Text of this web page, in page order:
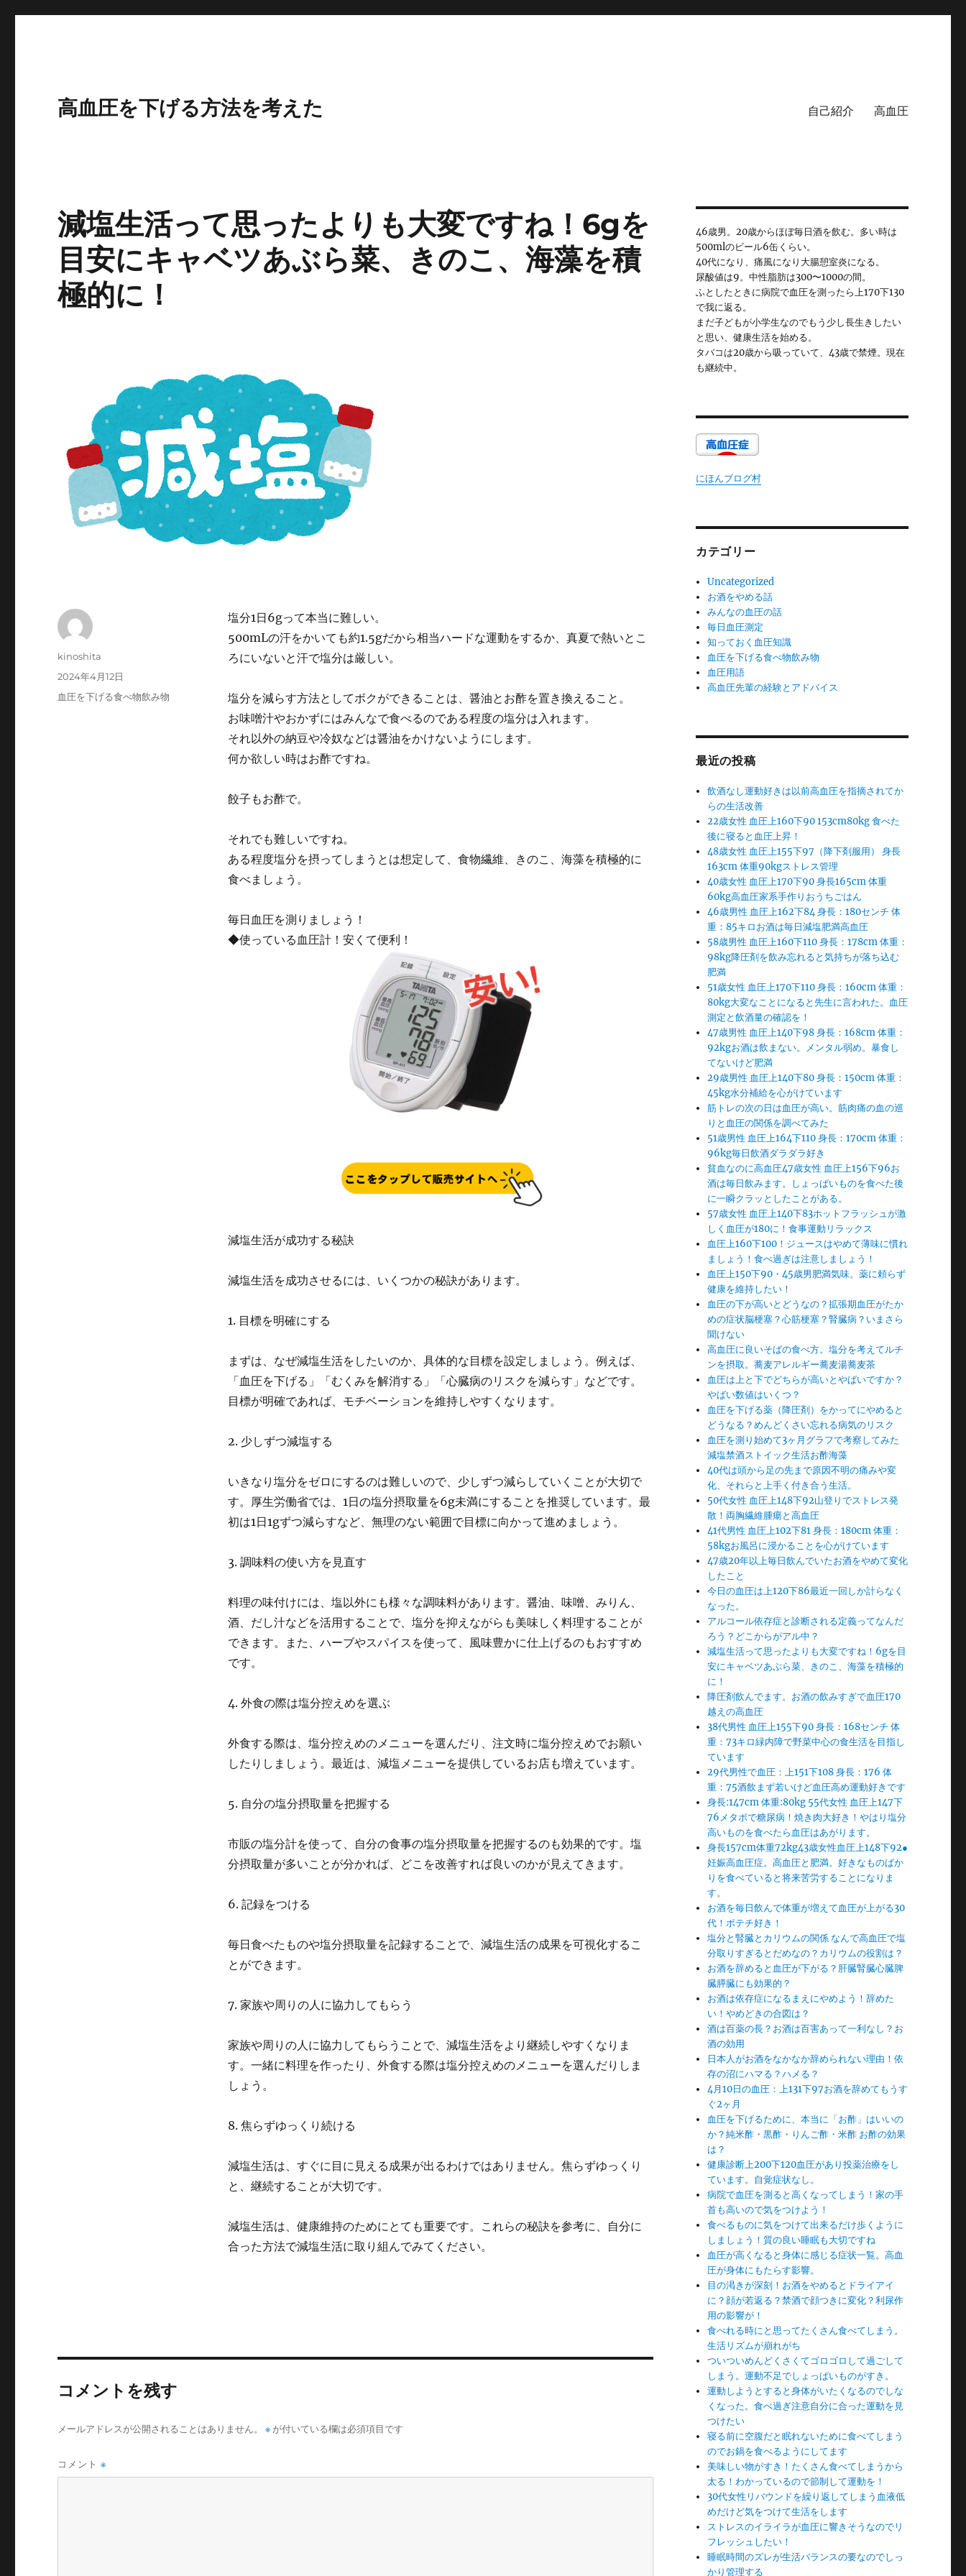
高血圧を下げる方法を考えた 自己紹介 高血圧
減塩生活って思ったよりも大変ですね！6gを
目安にキャベツあぶら菜、きのこ、海藻を積
極的に！
塩分1日6gって本当に難しい。
500mLの汗をかいても約1.5gだから相当ハードな運動をするか、真夏で熱いとこ
ろにいないと汗で塩分は厳しい。
塩分を減らす方法としてボクができることは、醤油とお酢を置き換えること。
お味噌汁やおかずにはみんなで食べるのである程度の塩分は入れます。
それ以外の納豆や冷奴などは醤油をかけないようにします。
何か欲しい時はお酢ですね。
餃子もお酢で。
それでも難しいですね。
ある程度塩分を摂ってしまうとは想定して、食物繊維、きのこ、海藻を積極的に
食べましょう。
毎日血圧を測りましょう！
◆使っている血圧計！安くて便利！
減塩生活が成功する秘訣
減塩生活を成功させるには、いくつかの秘訣があります。
1. 目標を明確にする
まずは、なぜ減塩生活をしたいのか、具体的な目標を設定しましょう。例えば、
「血圧を下げる」「むくみを解消する」「心臓病のリスクを減らす」などです。
目標が明確であれば、モチベーションを維持しやすくなります。
2. 少しずつ減塩する
いきなり塩分をゼロにするのは難しいので、少しずつ減らしていくことが大切で
す。厚生労働省では、1日の塩分摂取量を6g未満にすることを推奨しています。最
初は1日1gずつ減らすなど、無理のない範囲で目標に向かって進めましょう。
3. 調味料の使い方を見直す
料理の味付けには、塩以外にも様々な調味料があります。醤油、味噌、みりん、
酒、だし汁などを活用することで、塩分を抑えながらも美味しく料理することが
できます。また、ハーブやスパイスを使って、風味豊かに仕上げるのもおすすめ
です。
4. 外食の際は塩分控えめを選ぶ
外食する際は、塩分控えめのメニューを選んだり、注文時に塩分控えめでお願い
したりしましょう。最近は、減塩メニューを提供しているお店も増えています。
5. 自分の塩分摂取量を把握する
市販の塩分計を使って、自分の食事の塩分摂取量を把握するのも効果的です。塩
分摂取量が多いことが分かれば、どこを改善すれば良いのかが見えてきます。
6. 記録をつける
毎日食べたものや塩分摂取量を記録することで、減塩生活の成果を可視化するこ
とができます。
7. 家族や周りの人に協力してもらう
家族や周りの人に協力してもらうことで、減塩生活をより継続しやすくなりま
す。一緒に料理を作ったり、外食する際は塩分控えめのメニューを選んだりしま
しょう。
8. 焦らずゆっくり続ける
減塩生活は、すぐに目に見える成果が出るわけではありません。焦らずゆっくり
と、継続することが大切です。
減塩生活は、健康維持のためにとても重要です。これらの秘訣を参考に、自分に
合った方法で減塩生活に取り組んでみてください。
投
kinoshita
投
稿
2024年4月12日
カ
血圧を下げる食べ物飲み物
コメントを残す
メールアドレスが公開されることはありません。 ※ が付いている欄は必須項目です
コメント※
46歳男。20歳からほぼ毎日酒を飲む。多い時は
500mlのビール6缶くらい。
40代になり、痛風になり大腸憩室炎になる。
尿酸値は9。中性脂肪は300〜1000の間。
ふとしたときに病院で血圧を測ったら上170下130
で我に返る。
まだ子どもが小学生なのでもう少し長生きしたい
と思い、健康生活を始める。
タバコは20歳から吸っていて、43歳で禁煙。現在
も継続中。
にほんブログ村
カテゴリー
Uncategorized
お酒をやめる話
みんなの血圧の話
毎日血圧測定
知っておく血圧知識
血圧を下げる食べ物飲み物
血圧用語
高血圧先輩の経験とアドバイス
最近の投稿
飲酒なし運動好きは以前高血圧を指摘されてか
らの生活改善
22歳女性 血圧上160下90 153cm80kg 食べた
後に寝ると血圧上昇！
48歳女性 血圧上155下97（降下剤服用） 身長
163cm 体重90kgストレス管理
40歳女性 血圧上170下90 身長165cm 体重
60kg高血圧家系手作りおうちごはん
46歳男性 血圧上162下84 身長：180センチ 体
重：85キロお酒は毎日減塩肥満高血圧
58歳男性 血圧上160下110 身長：178cm 体重：
98kg降圧剤を飲み忘れると気持ちが落ち込む
肥満
51歳女性 血圧上170下110 身長：160cm 体重：
80kg大変なことになると先生に言われた。血圧
測定と飲酒量の確認を！
47歳男性 血圧上140下98 身長：168cm 体重：
92kgお酒は飲まない。メンタル弱め。暴食し
てないけど肥満
29歳男性 血圧上140下80 身長：150cm 体重：
45kg水分補給を心がけています
筋トレの次の日は血圧が高い。筋肉痛の血の巡
りと血圧の関係を調べてみた
51歳男性 血圧上164下110 身長：170cm 体重：
96kg毎日飲酒ダラダラ好き
貧血なのに高血圧47歳女性 血圧上156下96お
酒は毎日飲みます。しょっぱいものを食べた後
に一瞬クラッとしたことがある。
57歳女性 血圧上140下83ホットフラッシュが激
しく血圧が180に！食事運動リラックス
血圧上160下100！ジュースはやめて薄味に慣れ
ましょう！食べ過ぎは注意しましょう！
血圧上150下90・45歳男肥満気味。薬に頼らず
健康を維持したい！
血圧の下が高いとどうなの？拡張期血圧がたか
めの症状脳梗塞？心筋梗塞？腎臓病？いまさら
聞けない
高血圧に良いそばの食べ方。塩分を考えてルチ
ンを摂取。蕎麦アレルギー蕎麦湯蕎麦茶
血圧は上と下でどちらが高いとやばいですか？
やばい数値はいくつ？
血圧を下げる薬（降圧剤）をかってにやめると
どうなる？めんどくさい忘れる病気のリスク
血圧を測り始めて3ヶ月グラフで考察してみた
減塩禁酒ストイック生活お酢海藻
40代は頭から足の先まで原因不明の痛みや変
化、それらと上手く付き合う生活。
50代女性 血圧上148下92山登りでストレス発
散！両胸繊維腫瘍と高血圧
41代男性 血圧上102下81 身長：180cm 体重：
58kgお風呂に浸かることを心がけています
47歳20年以上毎日飲んでいたお酒をやめて変化
したこと
今日の血圧は上120下86最近一回しか計らなく
なった。
アルコール依存症と診断される定義ってなんだ
ろう？どこからがアル中？
減塩生活って思ったよりも大変ですね！6gを目
安にキャベツあぶら菜、きのこ、海藻を積極的
に！
降圧剤飲んでます。お酒の飲みすぎで血圧170
越えの高血圧
38代男性 血圧上155下90 身長：168センチ 体
重：73キロ緑内障で野菜中心の食生活を目指し
ています
29代男性で血圧：上151下108 身長：176 体
重：75酒飲まず若いけど血圧高め運動好きです
身長:147cm 体重:80kg 55代女性 血圧上147下
76メタボで糖尿病！焼き肉大好き！やはり塩分
高いものを食べたら血圧はあがります。
身長157cm体重72kg43歳女性血圧上148下92●
妊娠高血圧症。高血圧と肥満。好きなものばか
りを食べていると将来苦労することになりま
す。
お酒を毎日飲んで体重が増えて血圧が上がる30
代！ポテチ好き！
塩分と腎臓とカリウムの関係 なんで高血圧で塩
分取りすぎるとだめなの？カリウムの役割は？
お酒を辞めると血圧が下がる？肝臓腎臓心臓脾
臓膵臓にも効果的？
お酒は依存症になるまえにやめよう！辞めた
い！やめどきの合図は？
酒は百薬の長？お酒は百害あって一利なし？お
酒の効用
日本人がお酒をなかなか辞められない理由！依
存の沼にハマる？ハメる？
4月10日の血圧：上131下97お酒を辞めてもうす
ぐ2ヶ月
血圧を下げるために、本当に「お酢」はいいの
か？純米酢・黒酢・りんご酢・米酢 お酢の効果
は？
健康診断上200下120血圧があり投薬治療をし
ています。自覚症状なし。
病院で血圧を測ると高くなってしまう！家の手
首も高いので気をつけよう！
食べるものに気をつけて出来るだけ歩くように
しましょう！質の良い睡眠も大切ですね
血圧が高くなると身体に感じる症状一覧。高血
圧が身体にもたらす影響。
目の渇きが深刻！お酒をやめるとドライアイ
に？顔が若返る？禁酒で顔つきに変化？利尿作
用の影響が！
食べれる時にと思ってたくさん食べてしまう。
生活リズムが崩れがち
ついついめんどくさくてゴロゴロして過ごして
しまう。運動不足でしょっぱいものがすき。
運動しようとすると身体がいたくなるのでしな
くなった。食べ過ぎ注意自分に合った運動を見
つけたい
寝る前に空腹だと眠れないために食べてしまう
のでお鍋を食べるようにしてます
美味しい物がすき！たくさん食べてしまうから
太る！わかっているので節制して運動を！
30代女性リバウンドを繰り返してしまう血液低
めだけど気をつけて生活をします
ストレスのイライラが血圧に響きそうなのでリ
フレッシュしたい！
睡眠時間のズレが生活バランスの要なのでしっ
かり管理する